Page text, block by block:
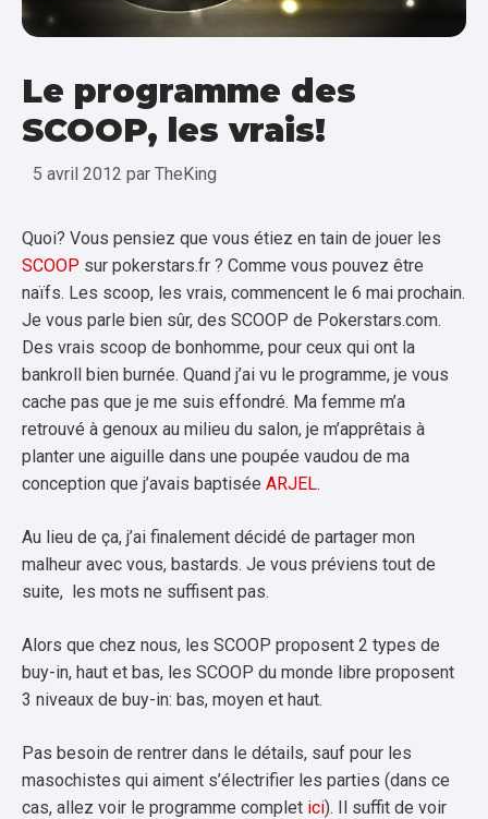
Le programme des
SCOOP, les vrais!
5 avril 2012 par TheKing
Quoi? Vous pensiez que vous étiez en tain de jouer les
SCOOP sur pokerstars.fr ? Comme vous pouvez être
naïfs. Les scoop, les vrais, commencent le 6 mai prochain.
Je vous parle bien sûr, des SCOOP de Pokerstars.com.
Des vrais scoop de bonhomme, pour ceux qui ont la
bankroll bien burnée. Quand j’ai vu le programme, je vous
cache pas que je me suis effondré. Ma femme m’a
retrouvé à genoux au milieu du salon, je m’apprêtais à
planter une aiguille dans une poupée vaudou de ma
conception que j’avais baptisée ARJEL.
Au lieu de ça, j’ai finalement décidé de partager mon
malheur avec vous, bastards. Je vous préviens tout de
suite, les mots ne suffisent pas.
Alors que chez nous, les SCOOP proposent 2 types de
buy-in, haut et bas, les SCOOP du monde libre proposent
3 niveaux de buy-in: bas, moyen et haut.
Pas besoin de rentrer dans le détails, sauf pour les
masochistes qui aiment s’électrifier les parties (dans ce
cas, allez voir le programme complet ici). Il suffit de voir